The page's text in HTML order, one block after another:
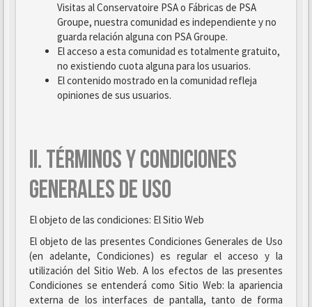
Visitas al Conservatoire PSA o Fábricas de PSA
Groupe, nuestra comunidad es independiente y no
guarda relación alguna con PSA Groupe.
El acceso a esta comunidad es totalmente gratuito,
no existiendo cuota alguna para los usuarios.
El contenido mostrado en la comunidad refleja
opiniones de sus usuarios.
II. TÉRMINOS Y CONDICIONES
GENERALES DE USO
El objeto de las condiciones: El Sitio Web
El objeto de las presentes Condiciones Generales de Uso
(en adelante, Condiciones) es regular el acceso y la
utilización del Sitio Web. A los efectos de las presentes
Condiciones se entenderá como Sitio Web: la apariencia
externa de los interfaces de pantalla, tanto de forma